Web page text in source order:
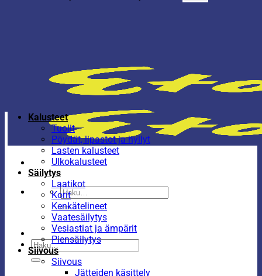
Etsi:
Etsi:
Kalusteet
Tuolit
Pöydät, lipastot ja hyllyt
Lasten kalusteet
Ulkokalusteet
Säilytys
Laatikot
Korit
Kenkätelineet
Vaatesäilytys
Vesiastiat ja ämpärit
Piensäilytys
Siivous
Siivous
Jätteiden käsittely